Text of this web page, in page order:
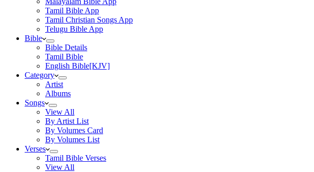
Tamil Bible App
Tamil Christian Songs App
Telugu Bible App
Bible
Bible Details
Tamil Bible
English Bible[KJV]
Category
Artist
Albums
Songs
View All
By Artist List
By Volumes Card
By Volumes List
Verses
Tamil Bible Verses
View All